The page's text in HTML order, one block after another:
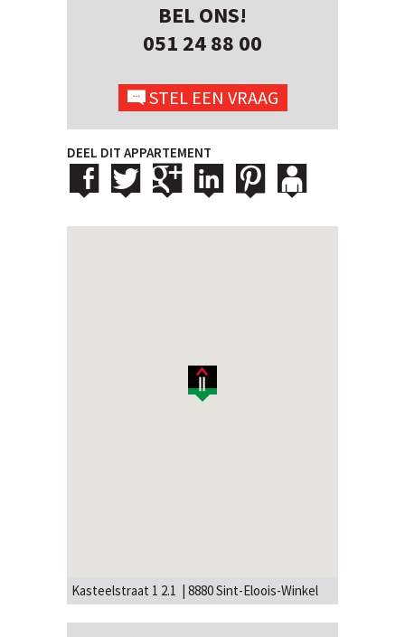
BEL ONS!
051 24 88 00
STEL EEN VRAAG
DEEL DIT APPARTEMENT
Kasteelstraat 1 2.1 | 8880 Sint-Eloois-Winkel